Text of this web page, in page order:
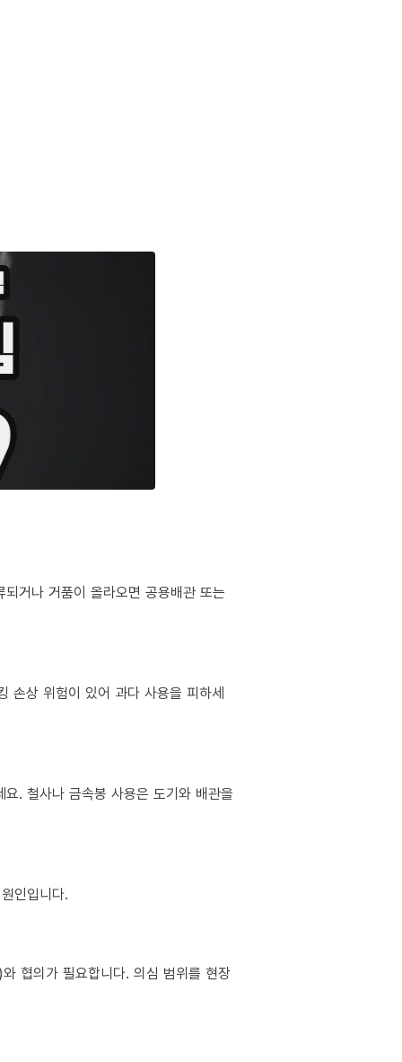
거나 거품이 올라오면 공용배관 또는
손상 위험이 있어 과다 사용을 피하세
. 철사나 금속봉 사용은 도기와 배관을
인입니다.
협의가 필요합니다. 의심 범위를 현장